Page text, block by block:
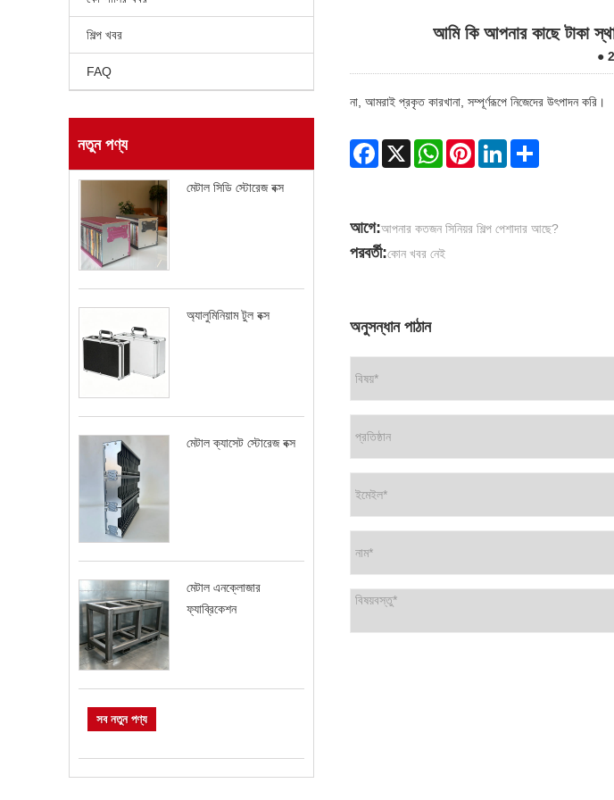
শিল্প খবর
FAQ
নতুন পণ্য
মেটাল সিডি স্টোরেজ বক্স
অ্যালুমিনিয়াম টুল বক্স
মেটাল ক্যাসেট স্টোরেজ বক্স
মেটাল এনক্লোজার
ফ্যাব্রিকেশন
সব নতুন পণ্য
আমি কি আপনার কাছে টাকা
●
না, আমরাই প্রকৃত কারখানা, সম্পূর্ণরূপে নিজেদের উৎপাদন করি।
Facebook
X WhatsAppPinterestLinkedIn
আগে:আপনার কতজন সিনিয়র শিল্প পেশাদার আছে?
পরবর্তী:কোন খবর নেই
অনুসন্ধান পাঠান